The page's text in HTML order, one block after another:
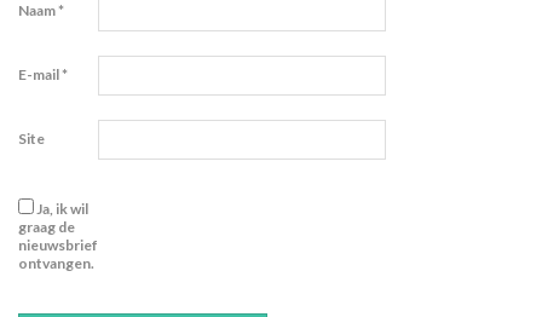
Naam*
E-mail*
Site
Ja, ik wil
graag de
nieuwsbrief
ontvangen.